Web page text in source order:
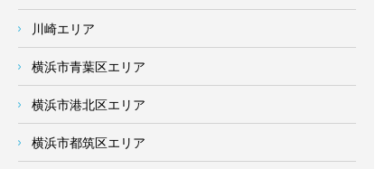
川崎エリア
横浜市青葉区エリア
横浜市港北区エリア
横浜市都筑区エリア